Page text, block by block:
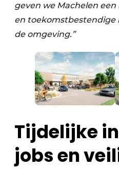
geven we Machelen
en toekomstbestendige
de omgeving.”
Tijdelijke
jobs en